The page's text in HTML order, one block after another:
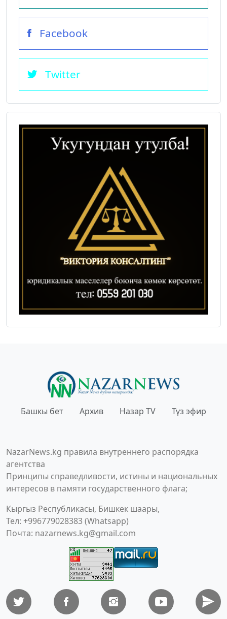
Facebook
Twitter
Башкы бет Архив Назар TV Түз эфир
NazarNews.kg правила внутреннего распорядка
агентства
Принципы справедливости, истины и национальных
интересов в памяти государственного флага;
Кыргыз Республикасы, Бишкек шаары,
Тел: +996779028383 (Whatsapp)
Почта: nazarnews.kg@gmail.com